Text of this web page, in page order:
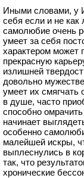
Иными словами, у
себя если и не как
самолюбие очень
умеет за себя
характером может
прекрасную
излишней
довольно
умеет их
в душе, часто
способно
начинает
особенно
малейшей искры,
выплеснулись в
так, что
хронические